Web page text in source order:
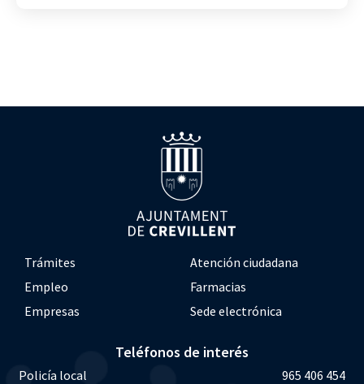
Trámites
Atención ciudadana
Empleo
Farmacias
Empresas
Sede electrónica
Teléfonos de interés
Policía local
965 406 454